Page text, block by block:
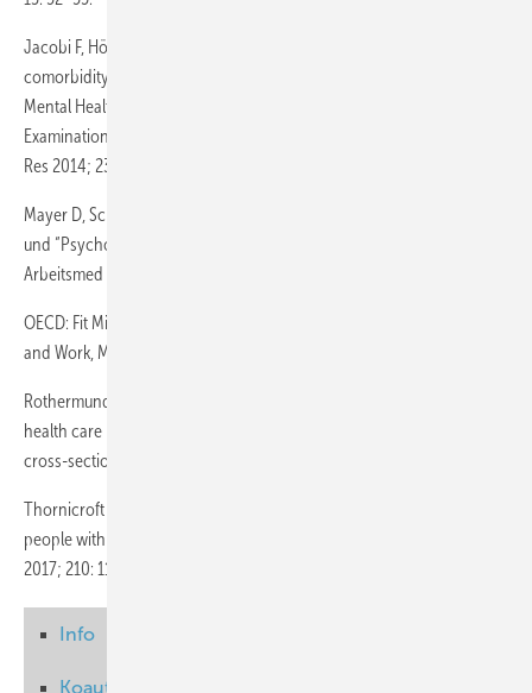
Jacobi F, Höfler M, Siegert J et al.: Twelve-month prevalence,
comorbidity and correlates of mental disorders in Germany: The
Mental Health Module of the German Health Interview and
Examination Survey for Adults (DEGS1-MH). Int J Methods Psychiatr
Res 2014; 23: 304–319.
Mayer D, Schmidt H, Hölzer M: “Psychosomatsiche Sprechstunde”
und “Psychosomatsiche Grundversorgung in der Arbeitsmedizin”.
Arbeitsmed Sozialmed Umweltmed 2010; 45: 593–597-
OECD: Fit Mind, Fit Job: From Evidence to Practice in Mental Health
and Work, Mental Health and Work. Paris: OECD Publishing, 2015.
Rothermund E, Kilian R, Rottler E et al.: Improving access to mental
health care by delivering psychotherapeutic care in the workplace: a
cross-sectional exploratory trial. PLoS One 2017; 12: e0169559.
Thornicroft G, Chatterji S, Evans-Lacko S et al.: Undertreatment of
people with major depressive disorder in 21 countries. Br J Psychiatry
2017; 210: 119–124.
Info
Koautore